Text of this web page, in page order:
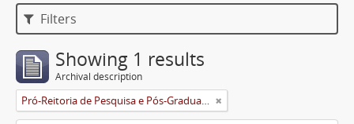
Filters
Showing 1 results
Archival description
Pró-Reitoria de Pesquisa e Pós-Graduação